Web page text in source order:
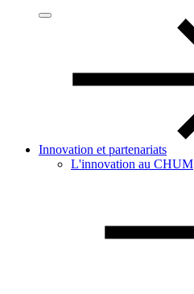
Innovation et partenariats
L'innovation au CHUM